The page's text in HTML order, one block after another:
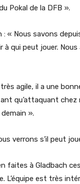
Pokal de la DFB ».
« Nous savons
à qui peut jouer.
agile, il a une
qu’attaquant chez
».
verrons s’il peut
faites à Gladbach
L’équipe est très